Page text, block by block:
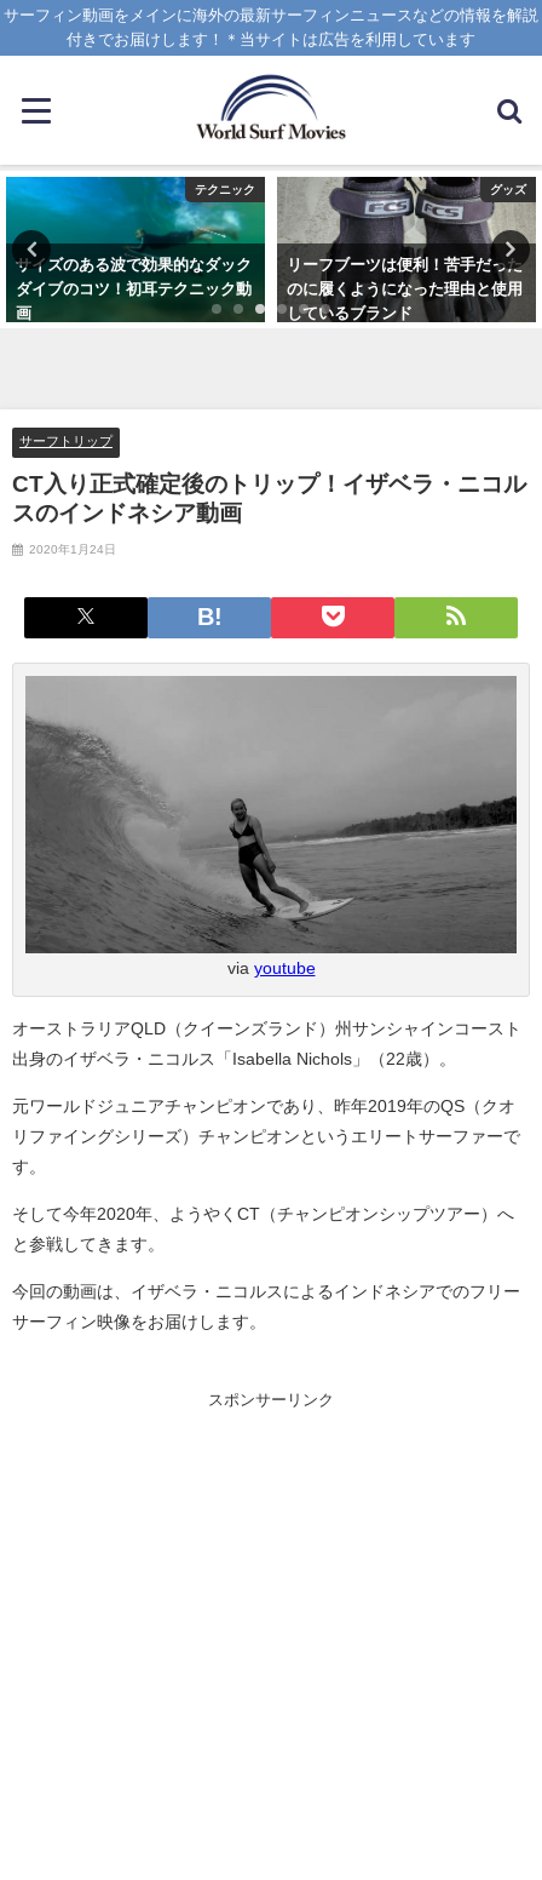
サーフィン動画をメインに海外の最新サーフィンニュースなどの情報を解説
付きでお届けします！＊当サイトは広告を利用しています
テクニック
サイズのある波で効果的なダック
ダイブのコツ！初耳テクニック動
画
グッズ
リーフブーツは便利！苦手だった
のに履くようになった理由と使用
しているブランド
サーフトリップ
CT入り正式確定後のトリップ！イザベラ・ニコル
スのインドネシア動画
2020年1月24日
via youtube
オーストラリアQLD（クイーンズランド）州サンシャインコースト
出身のイザベラ・ニコルス「Isabella Nichols」（22歳）。
元ワールドジュニアチャンピオンであり、昨年2019年のQS（クオ
リファイングシリーズ）チャンピオンというエリートサーファーで
す。
そして今年2020年、ようやくCT（チャンピオンシップツアー）へ
と参戦してきます。
今回の動画は、イザベラ・ニコルスによるインドネシアでのフリー
サーフィン映像をお届けします。
スポンサーリンク